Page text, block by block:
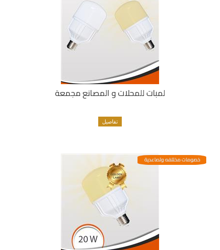
لمبات للمحلات و المصانع مجمعة
تفاصيل
خصومات مختلفه وتصاعدية